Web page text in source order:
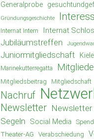
Generalprobe
Gründungsgeschichte
Internat Intern Internat
Jubiläumstreffen
Juniormitgliedschaft
Marinekutterregatta
Mitgliedsbeitrag Mitgliedschaft
Nachruf
Newsletter Newsletter
Segeln Social Media
Theater-AG Verabschiedung